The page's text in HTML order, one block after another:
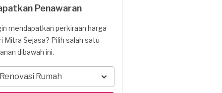
Penawaran
mendapatkan perkiraan harga
Mitra Sejasa? Pilih salah satu
dibawah ini.
Renovasi Rumah